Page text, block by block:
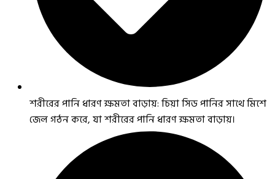
শরীরের পানি ধারণ ক্ষমতা বাড়ায়: চিয়া সিড পানির সাথে মিশে
জেল গঠন করে, যা শরীরের পানি ধারণ ক্ষমতা বাড়ায়।